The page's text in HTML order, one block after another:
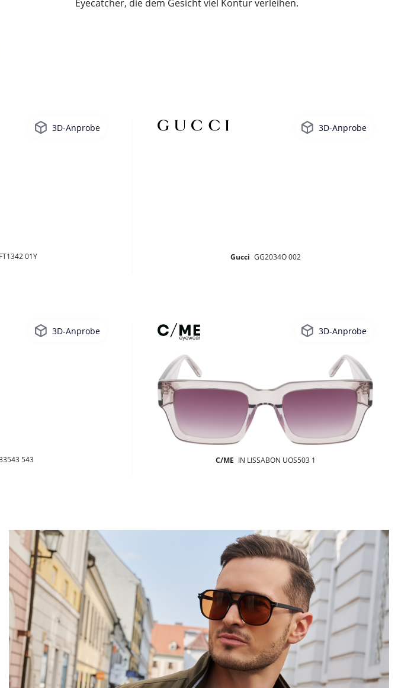
Eyecatcher, die dem Gesicht viel Kontur verleihen.
FT1342 01Y
3D-Anprobe
Gucci GG2034O 002
3D-Anprobe
543
3D-Anprobe
C/ME IN LISSABON UOS503 1
3D-Anprobe